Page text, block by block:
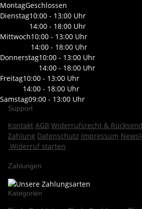
MontagGeschlossen
Dienstag10:00 - 13:00 Uhr
14:00 - 18:00 Uhr
Mittwoch10:00 - 13:00 Uhr
14:00 - 18:00 Uhr
Donnerstag10:00 - 13:00 Uhr
14:00 - 18:00 Uhr
Freitag10:00 - 13:00 Uhr
14:00 - 18:00 Uhr
Samstag09:00 - 13:00 Uhr
Support
Kontakt AGB Widerrufsrecht &
Zahlung Datenschutz Impressum
Widerruf starten
Zahlungen
Kategorien